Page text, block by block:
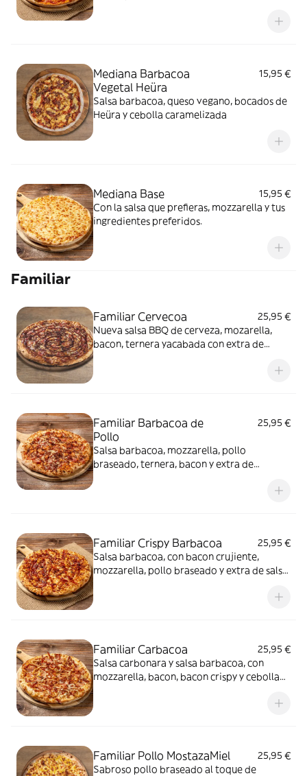
Mediana Barbacoa
Vegetal Heüra
15,95 €
Salsa barbacoa, queso vegano, bocados de
Heüra y cebolla caramelizada
Mediana Base
15,95 €
Con la salsa que prefieras, mozzarella y tus
ingredientes preferidos.
Familiar
Familiar Cervecoa
25,95 €
Nueva salsa BBQ de cerveza, mozarella,
bacon, ternera yacabada con extra de
Familiar Barbacoa de
Pollo
25,95 €
Salsa barbacoa, mozzarella, pollo
braseado, ternera, bacon y extra de
Familiar Crispy Barbacoa
25,95 €
Salsa barbacoa, con bacon crujiente,
mozzarella, pollo braseado y extra de salsa
Familiar Carbacoa
25,95 €
Salsa carbonara y salsa barbacoa, con
mozzarella, bacon, bacon crispy y cebolla
Familiar Pollo MostazaMiel
25,95 €
Sabroso pollo braseado al toque de